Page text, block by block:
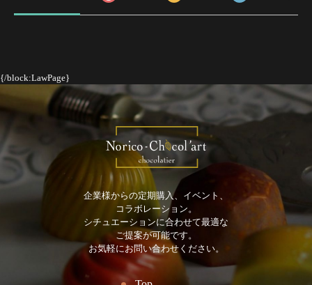
{/block:LawPage}
企業様からの定期購入、イベント、
コラボレーション。
シチュエーションに合わせて最適な
ご提案が可能です。
お気軽にお問い合わせください。